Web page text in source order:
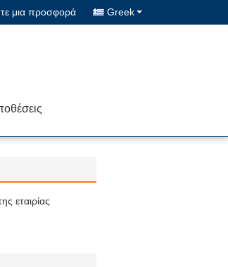
μια προσφορά Greek
εταιρίας